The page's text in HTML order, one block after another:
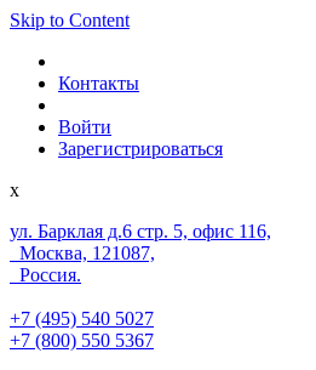
Skip to Content
Контакты
Войти
Зарегистрироваться
x
ул. Барклая д.6 стр. 5, офис 116,
Москва, 121087,
Россия.
+7 (495) 540 5027
+7 (800) 550 5367